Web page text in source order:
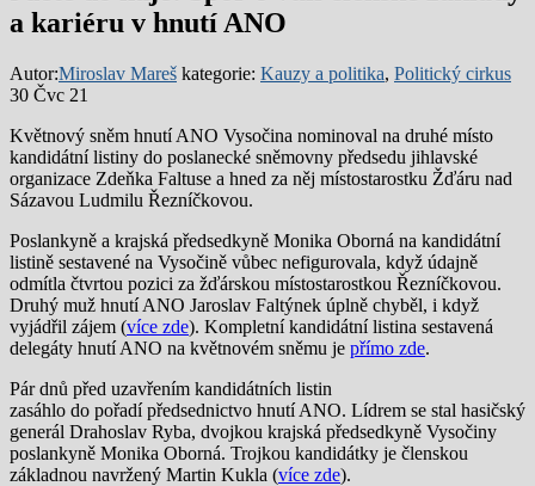
a kariéru v hnutí ANO
Autor:Miroslav Mareš kategorie: Kauzy a politika, Politický cirkus
30 Čvc 21
Květnový sněm hnutí ANO Vysočina nominoval na druhé místo
kandidátní listiny do poslanecké sněmovny předsedu jihlavské
organizace Zdeňka Faltuse a hned za něj místostarostku Žďáru nad
Sázavou Ludmilu Řezníčkovou.
Poslankyně a krajská předsedkyně Monika Oborná na kandidátní
listině sestavené na Vysočině vůbec nefigurovala, když údajně
odmítla čtvrtou pozici za žďárskou místostarostkou Řezníčkovou.
Druhý muž hnutí ANO Jaroslav Faltýnek úplně chyběl, i když
vyjádřil zájem (více zde). Kompletní kandidátní listina sestavená
delegáty hnutí ANO na květnovém sněmu je přímo zde.
Pár dnů před uzavřením kandidátních listin
zasáhlo do pořadí předsednictvo hnutí ANO. Lídrem se stal hasičský
generál Drahoslav Ryba, dvojkou krajská předsedkyně Vysočiny
poslankyně Monika Oborná. Trojkou kandidátky je členskou
základnou navržený Martin Kukla (více zde).